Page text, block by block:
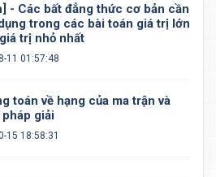
- Các bất đẳng thức cơ bản cần
trong các bài toán giá trị lớn
trị nhỏ nhất
11 01:57:48
toán về hạng của ma trận và
giải
15 18:58:31